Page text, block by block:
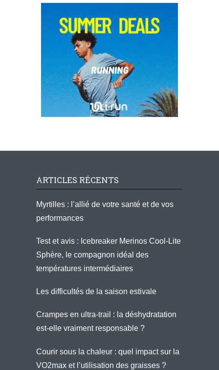
ARTICLES RÉCENTS
Myrtilles : l’allié de votre santé et de vos
performances
Test et avis : Icebreaker Merinos Cool-Lite
Sphère, le compagnon idéal des
températures intermédiaires
Les difficultés de la saison estivale
Crampes en ultra-trail : la déshydratation
est-elle vraiment responsable ?
Courir sous la chaleur : quel impact sur la
VO2max et l’utilisation des graisses ?